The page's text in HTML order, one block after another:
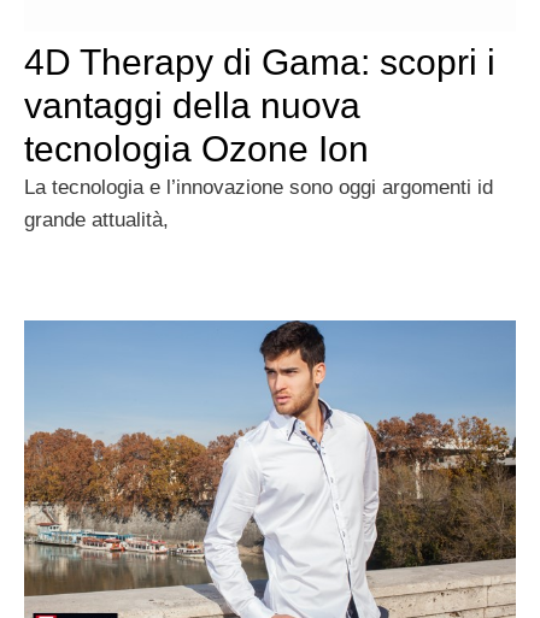
4D Therapy di Gama: scopri i
vantaggi della nuova
tecnologia Ozone Ion
La tecnologia e l’innovazione sono oggi argomenti id
grande attualità,